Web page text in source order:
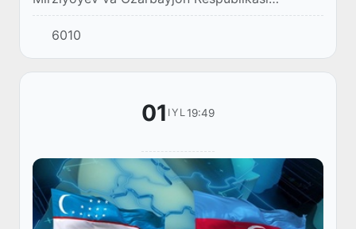
Prezidenti Ilhom Aliyev "Zagulba" qarorgohida
tor doirada uchrashuv va Oliy davlatlararo
kengashni...
6010
01 IYL19:49